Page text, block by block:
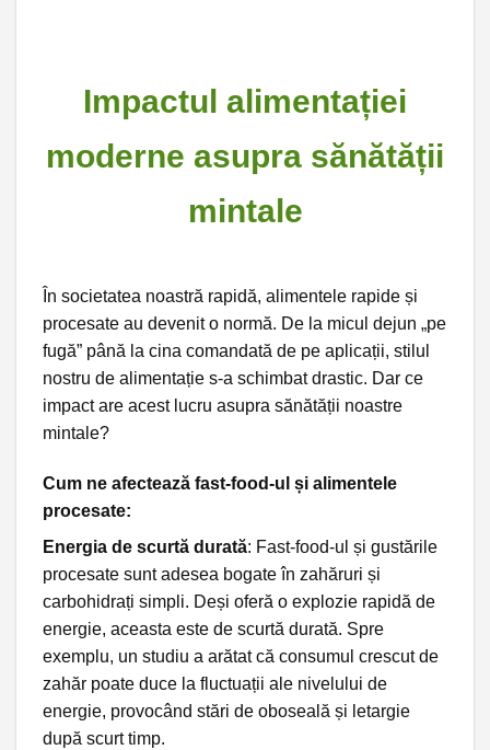
Impactul alimentației
moderne asupra sănătății
mintale
În societatea noastră rapidă, alimentele rapide și
procesate au devenit o normă. De la micul dejun „pe
fugă” până la cina comandată de pe aplicații, stilul
nostru de alimentație s-a schimbat drastic. Dar ce
impact are acest lucru asupra sănătății noastre
mintale?
Cum ne afectează fast-food-ul și alimentele
procesate:
Energia de scurtă durată: Fast-food-ul și gustările
procesate sunt adesea bogate în zahăruri și
carbohidrați simpli. Deși oferă o explozie rapidă de
energie, aceasta este de scurtă durată. Spre
exemplu, un studiu a arătat că consumul crescut de
zahăr poate duce la fluctuații ale nivelului de
energie, provocând stări de oboseală și letargie
după scurt timp.